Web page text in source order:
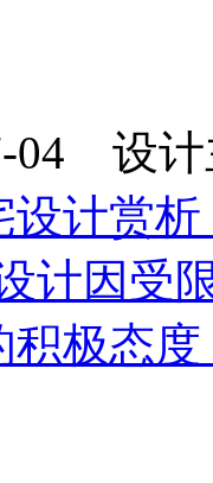
04 设
设计赏
计因受
积极态